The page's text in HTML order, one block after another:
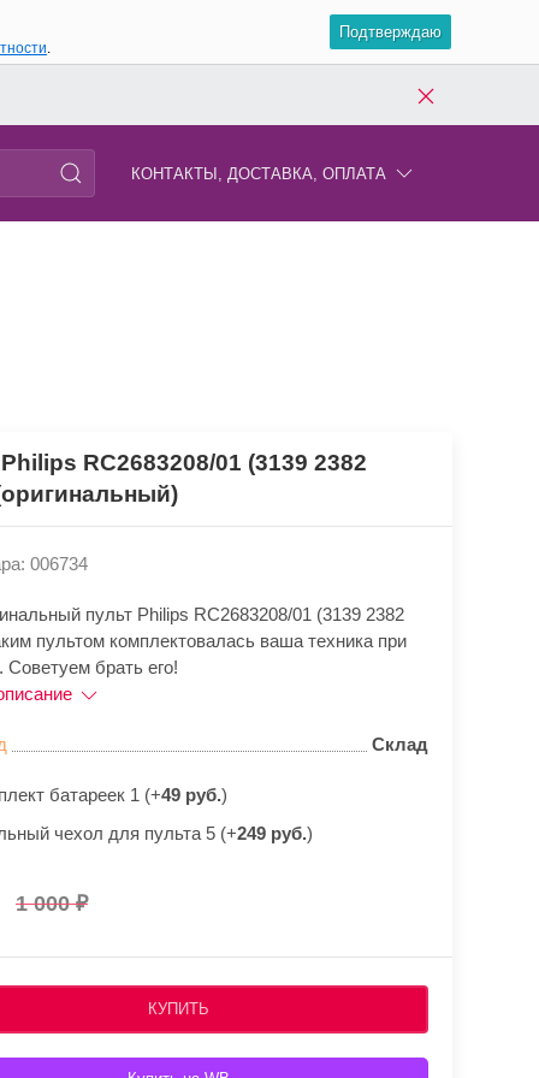
.
Подтверждаю
КОНТАКТЫ, ДОСТАВКА, ОПЛАТА
RC2683208/01 (3139 2382
006734
пульт Philips RC2683208/01 (3139 2382
пультом комплектовалась ваша техника при
Советуем брать его!
Склад
батареек 1 (+49 руб.)
чехол для пульта 5 (+249 руб.)
1 000
КУПИТЬ